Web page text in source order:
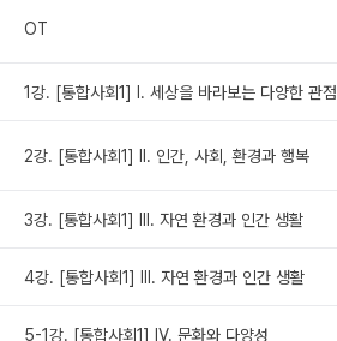
OT
1강. [통합사회1] Ⅰ. 세상을 바라보는 다양한 관점
2강. [통합사회1] Ⅱ. 인간, 사회, 환경과 행복
3강. [통합사회1] Ⅲ. 자연 환경과 인간 생활
4강. [통합사회1] Ⅲ. 자연 환경과 인간 생활
5-1강. [통합사회1] Ⅳ. 문화와 다양성